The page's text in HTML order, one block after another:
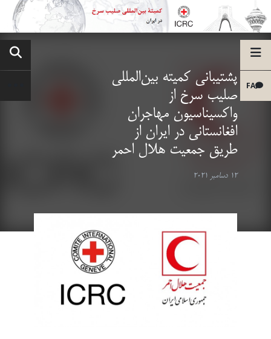
FA
پشتیبانی کمیته بین‌المللی
صلیب سرخ از
واکسیناسیون مهاجران
افغانستانی در ایران از
طریق جمعیت هلال احمر
12 دسامبر 2021